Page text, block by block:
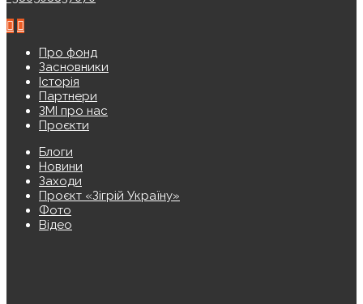
Про фонд
Засновники
Історія
Партнери
ЗМІ про нас
Проєкти
Блоги
Новини
Заходи
Проєкт «Зігрій Україну»
Фото
Відео